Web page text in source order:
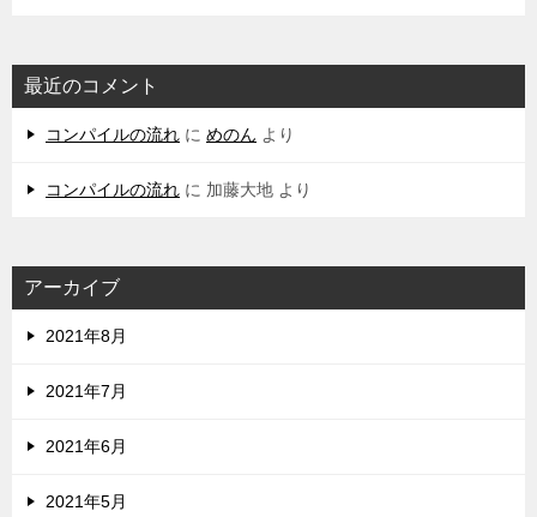
最近のコメント
コンパイルの流れ に めのん より
コンパイルの流れ に 加藤大地 より
アーカイブ
2021年8月
2021年7月
2021年6月
2021年5月